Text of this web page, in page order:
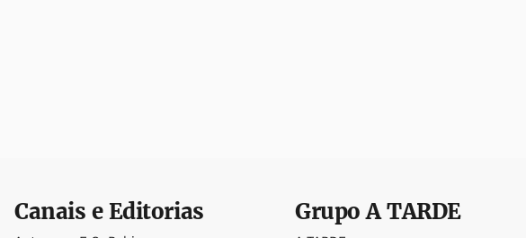
Canais e Editorias GrupoA TARDE